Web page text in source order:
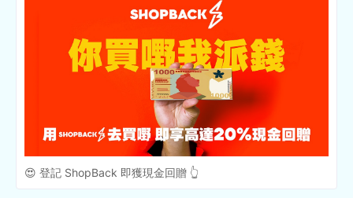
😍 登記 ShopBack 即獲現金回贈 👆